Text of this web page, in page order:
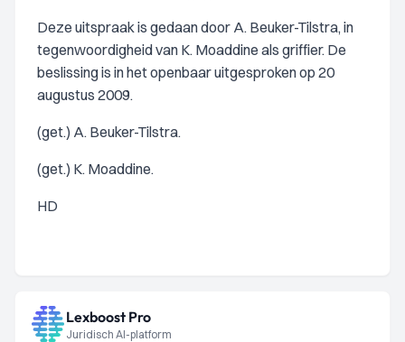
Deze uitspraak is gedaan door A. Beuker-Tilstra, in
tegenwoordigheid van K. Moaddine als griffier. De
beslissing is in het openbaar uitgesproken op 20
augustus 2009.
(get.) A. Beuker-Tilstra.
(get.) K. Moaddine.
HD
Lexboost Pro
Juridisch AI-platform